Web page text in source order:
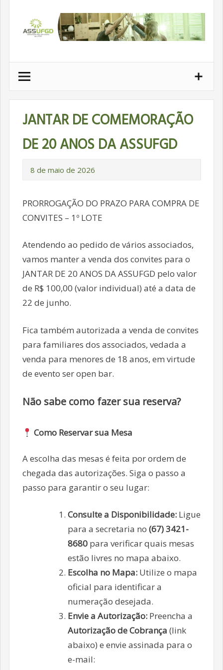
conteúdo
JANTAR DE COMEMORAÇÃO
DE 20 ANOS DA ASSUFGD
8 de maio de 2026
PRORROGAÇÃO DO PRAZO PARA COMPRA DE
CONVITES – 1º LOTE
Atendendo ao pedido de vários associados,
vamos manter a venda dos convites para o
JANTAR DE 20 ANOS DA ASSUFGD pelo valor
de R$ 100,00 (valor individual) até a data de
22 de junho.
Fica também autorizada a venda de convites
para familiares dos associados, vedada a
venda para menores de 18 anos, em virtude
de evento ser open bar.
Não sabe como fazer sua reserva?
Como Reservar sua Mesa
A escolha das mesas é feita por ordem de
chegada das autorizações. Siga o passo a
passo para garantir o seu lugar:
Consulte a Disponibilidade:Ligue
para a secretaria no (67) 3421-
8680para verificar quais mesas
estão livres no mapa abaixo.
Escolha no Mapa:Utilize o mapa
oficial para identificar a
numeração desejada.
Envie a Autorização:Preencha a
Autorização de Cobrança (link
abaixo) e envie assinada para o
e-mail: